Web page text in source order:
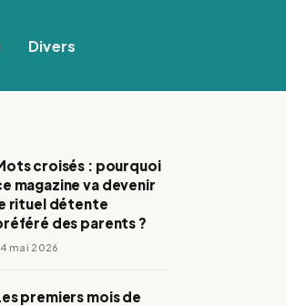
Divers
croisés : pourquoi
magazine va devenir
rituel détente
des parents ?
mai 2026
premiers mois de